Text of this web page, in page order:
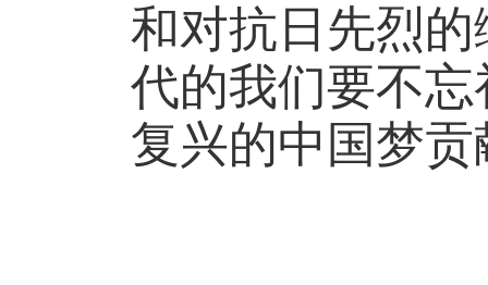
和对抗日先烈
代的我们要不
复兴的中国梦